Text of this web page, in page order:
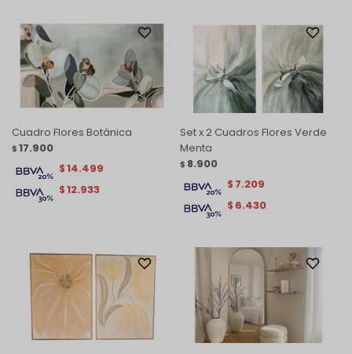
Cuadro Flores Botánica
$ 17.900
$12.933
$14.499
Set x 2 Cuadros Flores Verde
Menta
$ 8.900
$ 6.430
$ 7.209